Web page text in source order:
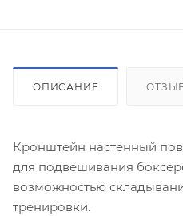
ОПИСАНИЕ
Кронштейн настенный
для подвешивания
возможностью
тренировки.